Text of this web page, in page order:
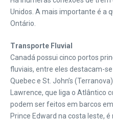
Unidos. A mais importante é a
Ontário.
Transporte Fluvial
Canadá possui cinco portos
fluviais, entre eles destacam-
Quebec e St. John’s
Lawrence, que liga o Atlântico
podem ser feitos em barcos
Prince Edward na costa leste,